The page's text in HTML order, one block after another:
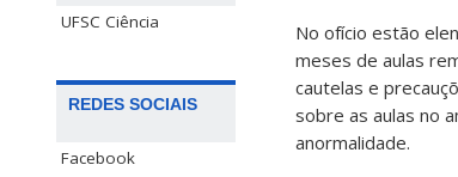
UFSC Ciência
REDES SOCIAIS
Facebook
No ofício estão
meses de aulas
cautelas e
sobre as aulas no
anormalidade.